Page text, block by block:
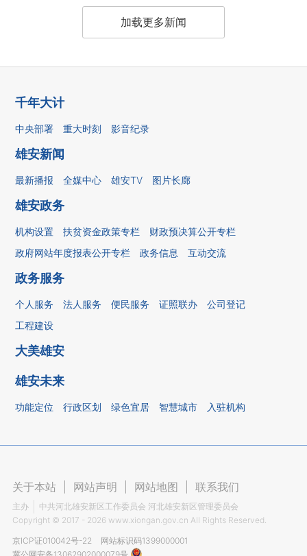
加载更多新闻
千年大计
中央部署 重大时刻 影音纪录
雄安新闻
最新播报 全媒中心 雄安TV 图片长廊
雄安政务
机构设置 扶贫资金政策专栏
财政预决算公开专栏
政府网站年度报表公开专栏
政务信息 互动交流
政务服务
个人服务 法人服务 便民服务 证照联办
公司登记
工程建设
大美雄安
雄安未来
功能定位 行政区划 绿色宜居 智慧城市 入驻机构
关于本站 网站声明 网站地图 联系我们
主办
中共河北雄安新区工作委员会 河北雄安新区管理委员会
Copyright © 2017 - 2026 www.xiongan.gov.cn All Rights Reserved.
京ICP证010042号-22
网站标识码1399000001